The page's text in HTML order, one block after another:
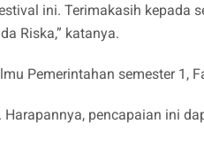
ini. Terimakasih kepada
Riska,” katanya.
Pemerintahan semester 1,
pencapaian ini